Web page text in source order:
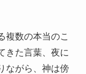
複数の本当のこ
きた言葉、夜に
がら、神は傍